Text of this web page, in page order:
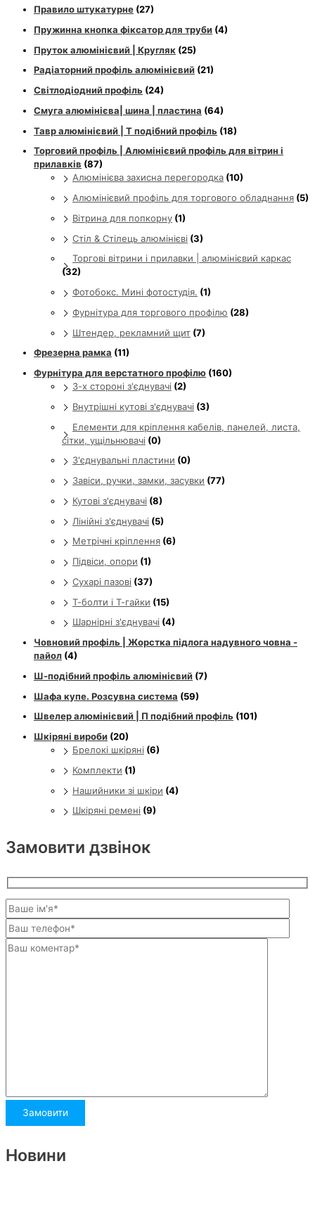
Правило штукатурне (27)
Пружинна кнопка фіксатор для труби (4)
Пруток алюмінієвий | Кругляк (25)
Радіаторний профіль алюмінієвий (21)
Світлодіодний профіль (24)
Смуга алюмінієва| шина | пластина (64)
Тавр алюмінієвий | Т подібний профіль (18)
Торговий профіль | Алюмінієвий профіль для вітрин і
прилавків (87)
Алюмінієва захисна перегородка (10)
Алюмінієвий профіль для торгового обладнання (5)
Вітрина для попкорну (1)
Стіл & Стілець алюмінієві (3)
Торгові вітрини і прилавки | алюмінієвий каркас
(32)
Фотобокс. Мині фотостудія. (1)
Фурнітура для торгового профілю (28)
Штендер, рекламний щит (7)
Фрезерна рамка (11)
Фурнітура для верстатного профілю (160)
3-х стороні з'єднувачі (2)
Внутрішні кутові з'єднувачі (3)
Елементи для кріплення кабелів, панелей, листа,
сітки, ущільнювачі (0)
З'єднувальні пластини (0)
Завіси, ручки, замки, засувки (77)
Кутові з'єднувачі (8)
Лінійні з'єднувачі (5)
Метрічні кріплення (6)
Підвіси, опори (1)
Сухарі пазові (37)
Т-болти і Т-гайки (15)
Шарнірні з'єднувачі (4)
Човновий профіль | Жорстка підлога надувного човна -
пайол (4)
Ш-подібний профіль алюмінієвий (7)
Шафа купе. Розсувна система (59)
Швелер алюмінієвий | П подібний профіль (101)
Шкіряні вироби (20)
Брелокі шкіряні (6)
Комплекти (1)
Нашийники зі шкіри (4)
Шкіряні ремені (9)
Замовити дзвінок
Новини